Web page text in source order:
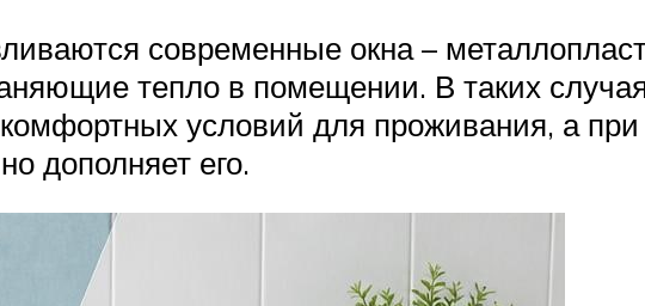
современные окна –
тепло в помещении. В таких
условий для проживания, а
дополняет его.